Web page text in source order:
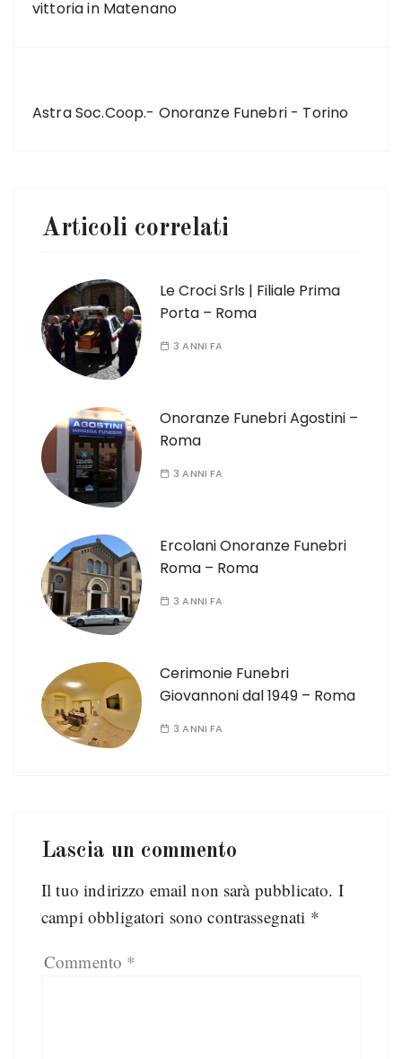
vittoria in Matenano
Astra Soc.Coop.- Onoranze Funebri - Torino
Articoli correlati
Le Croci Srls | Filiale Prima
Porta – Roma
3 ANNI FA
Onoranze Funebri Agostini –
Roma
3 ANNI FA
Ercolani Onoranze Funebri
Roma – Roma
3 ANNI FA
Cerimonie Funebri
Giovannoni dal 1949 – Roma
3 ANNI FA
Lascia un commento
Il tuo indirizzo email non sarà pubblicato. I
campi obbligatori sono contrassegnati *
Commento *